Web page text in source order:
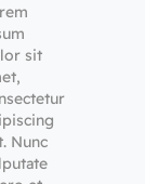
sit
Nunc